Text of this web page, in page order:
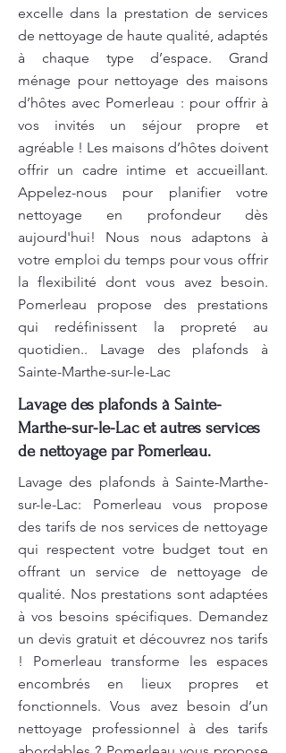
excelle dans la prestation de services
de nettoyage de haute qualité, adaptés
à chaque type d’espace. Grand
ménage pour nettoyage des maisons
d’hôtes avec Pomerleau : pour offrir à
vos invités un séjour propre et
agréable ! Les maisons d’hôtes doivent
offrir un cadre intime et accueillant.
Appelez-nous pour planifier votre
nettoyage en profondeur dès
aujourd'hui! Nous nous adaptons à
votre emploi du temps pour vous offrir
la flexibilité dont vous avez besoin.
Pomerleau propose des prestations
qui redéfinissent la propreté au
quotidien.. Lavage des plafonds à
Sainte-Marthe-sur-le-Lac
Lavage des plafonds à Sainte-
Marthe-sur-le-Lac et autres services
de nettoyage par Pomerleau.
Lavage des plafonds à Sainte-Marthe-
sur-le-Lac: Pomerleau vous propose
des tarifs de nos services de nettoyage
qui respectent votre budget tout en
offrant un service de nettoyage de
qualité. Nos prestations sont adaptées
à vos besoins spécifiques. Demandez
un devis gratuit et découvrez nos tarifs
! Pomerleau transforme les espaces
encombrés en lieux propres et
fonctionnels. Vous avez besoin d’un
nettoyage professionnel à des tarifs